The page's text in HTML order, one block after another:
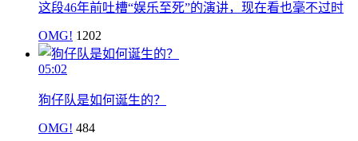
这段46年前吐槽“娱乐至死”的演讲，现在看也毫不过时
OMG! 1202
05:02
狗仔队是如何诞生的？
OMG! 484